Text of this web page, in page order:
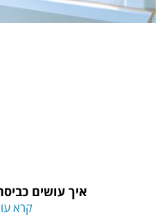
איך עושים
קרא